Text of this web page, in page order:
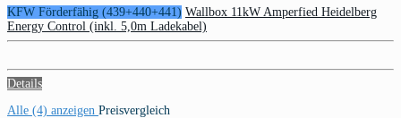
KFW Förderfähig (439+440+441) Wallbox 11kW Amperfied Heidelberg
Energy Control (inkl. 5,0m Ladekabel)
Details
Alle (4) anzeigen Preisvergleich